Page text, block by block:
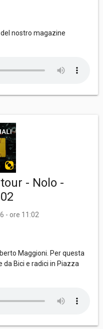
nostro magazine
- Nolo -
- ore 11:02
Maggioni. Per questa
da Bici e radici in Piazza